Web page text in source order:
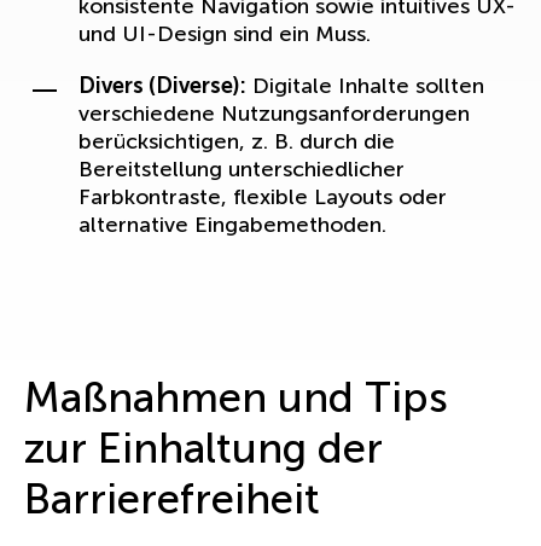
konsistente Navigation sowie intuitives UX-
und UI-Design sind ein Muss.
Divers (Diverse): Digitale Inhalte sollten
verschiedene Nutzungsanforderungen
berücksichtigen, z. B. durch die
Bereitstellung unterschiedlicher
Farbkontraste, flexible Layouts oder
alternative Eingabemethoden.
Maßnahmen und Tips
zur Einhaltung der
Barrierefreiheit